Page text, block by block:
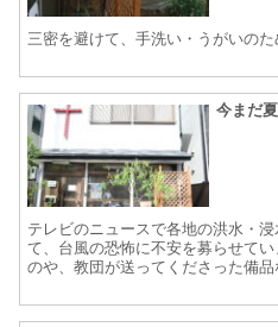
三密を避けて、手洗い・うがいのた
今まだ夏
テレビのニュースで各地の洪水・
て、台風の恐怖に不安を募らせて
のや、教団が送ってくださった備品
です。予定よりもかなり進度が遅
報...